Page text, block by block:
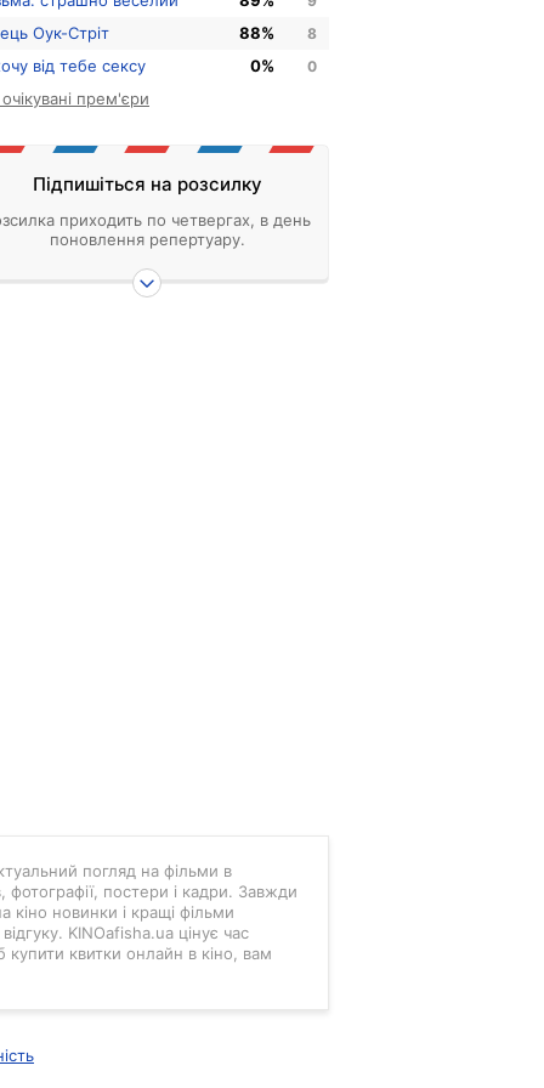
Оук-Стріт 88% 8
від тебе сексу 0% 0
очікувані прем'єри
Підпишіться на розсилку
приходить по четвергах, в день
поновлення репертуару.
погляд на фільми в
фотографії, постери і кадри. Завжди
кіно новинки і кращі фільми
KINOafisha.ua цінує час
купити квитки онлайн в кіно, вам